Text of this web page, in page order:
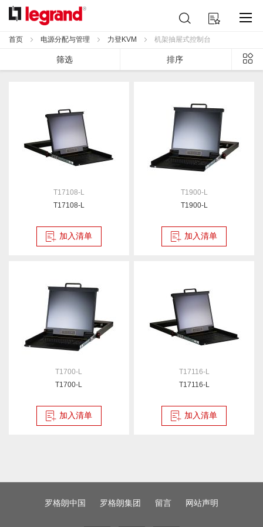
跳
到
容
我的购物车
索
首页 电源分配与管理 力登KVM 机架抽屉式控制台
筛选 排序
T17108-L
T17108-L
加入清单
T1900-L
T1900-L
加入清单
T1700-L
T1700-L
加入清单
T17116-L
T17116-L
加入清单
罗格朗中国 罗格朗集团 留言 网站声明